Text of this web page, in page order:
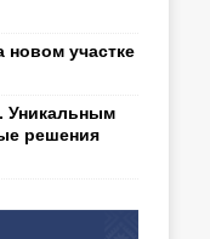
новом участке
Уникальным
решения